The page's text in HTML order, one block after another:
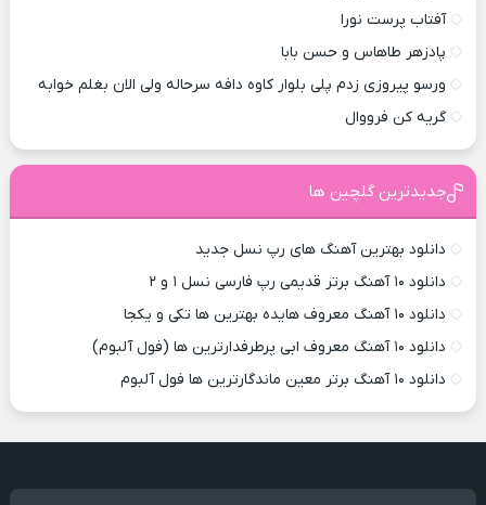
آفتاب پرست نورا
پادزهر طاهاس و حسن بابا
ورسو پیروزی زدم پلی بلوار کاوه دافه سرحاله ولی الان بغلم خوابه ‌
گریه کن فرووال
جدیدترین گلچین ها
دانلود بهترین آهنگ های رپ نسل جدید
دانلود ۱۰ آهنگ برتر قدیمی رپ فارسی نسل ۱ و ۲
دانلود ۱۰ آهنگ معروف هایده بهترین ها تکی و یکجا
دانلود ۱۰ آهنگ معروف ابی پرطرفدارترین ها (فول آلبوم)
دانلود ۱۰ آهنگ برتر معین ماندگارترین ها فول آلبوم